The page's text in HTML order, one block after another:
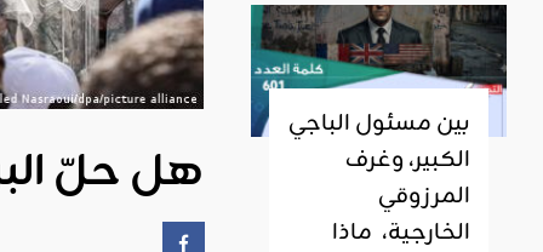
هل حلّ
بين مسئول الباجي
الكبير، وغرف
المرزوقي
الخارجية، ماذا